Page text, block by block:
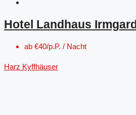
Hotel Landhaus Irmgard
ab €40/p.P. / Nacht
Harz Kyffhäuser